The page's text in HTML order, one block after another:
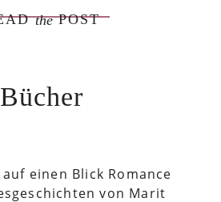
thePOST
Bücher
einen Blick Romance
von Marit